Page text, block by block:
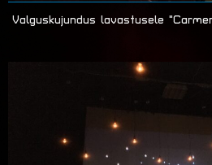
Valguskujundus lavastusele